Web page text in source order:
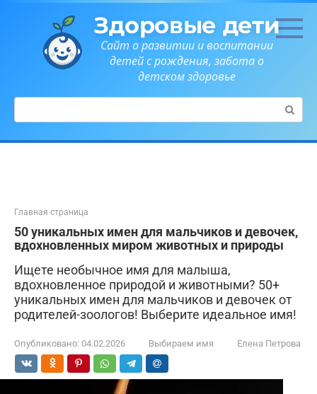
Здоровые дети
Сайт о развитии и воспитании
детей с рождения, забота о
детском здоровье
Поиск:
Главная страница
50 уникальных имен для мальчиков и девочек,
вдохновленных миром животных и природы
Ищете необычное имя для малыша,
вдохновленное природой и животными? 50+
уникальных имен для мальчиков и девочек от
родителей-зоологов! Выберите идеальное имя!
Опубликовано: 04.02.2026 Выбираем имя Елена Петрова